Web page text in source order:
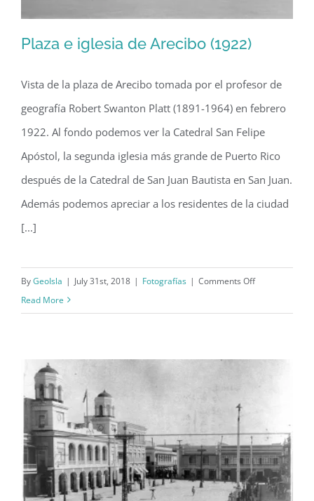
Plaza e iglesia de Arecibo (1922)
Plaza e iglesia de Arecibo (1922)
Vista de la plaza de Arecibo tomada por el profesor de
geografía Robert Swanton Platt (1891-1964) en febrero
1922. Al fondo podemos ver la Catedral San Felipe
Apóstol, la segunda iglesia más grande de Puerto Rico
después de la Catedral de San Juan Bautista en San Juan.
Además podemos apreciar a los residentes de la ciudad
[...]
ByGeoIsla | July 31st, 2018 | Fotografías | Comments Offon
Read More